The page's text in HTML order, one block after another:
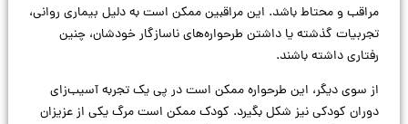
مراقب و محتاط باشد. این مراقبین ممکن است به دلیل بیماری روانی،
تجربیات گذشته یا داشتن طرحواره‌های ناسازگار خودشان، چنین
رفتاری داشته باشند.
از سوی دیگر، این طرحواره ممکن است در پی یک تجربه آسیب‌زای
دوران کودکی نیز شکل بگیرد. کودک ممکن است مرگ یکی از عزیزان